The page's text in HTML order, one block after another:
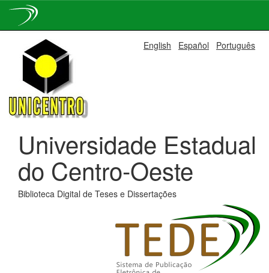
navigation
English Español Português
Universidade Estadual
do Centro-Oeste
Biblioteca Digital de Teses e Dissertações